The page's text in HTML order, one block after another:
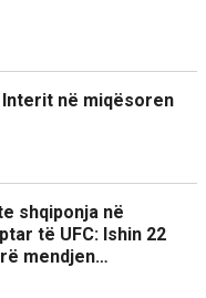
në miqësoren
shqiponja në
të UFC: Ishin 22
mendjen…